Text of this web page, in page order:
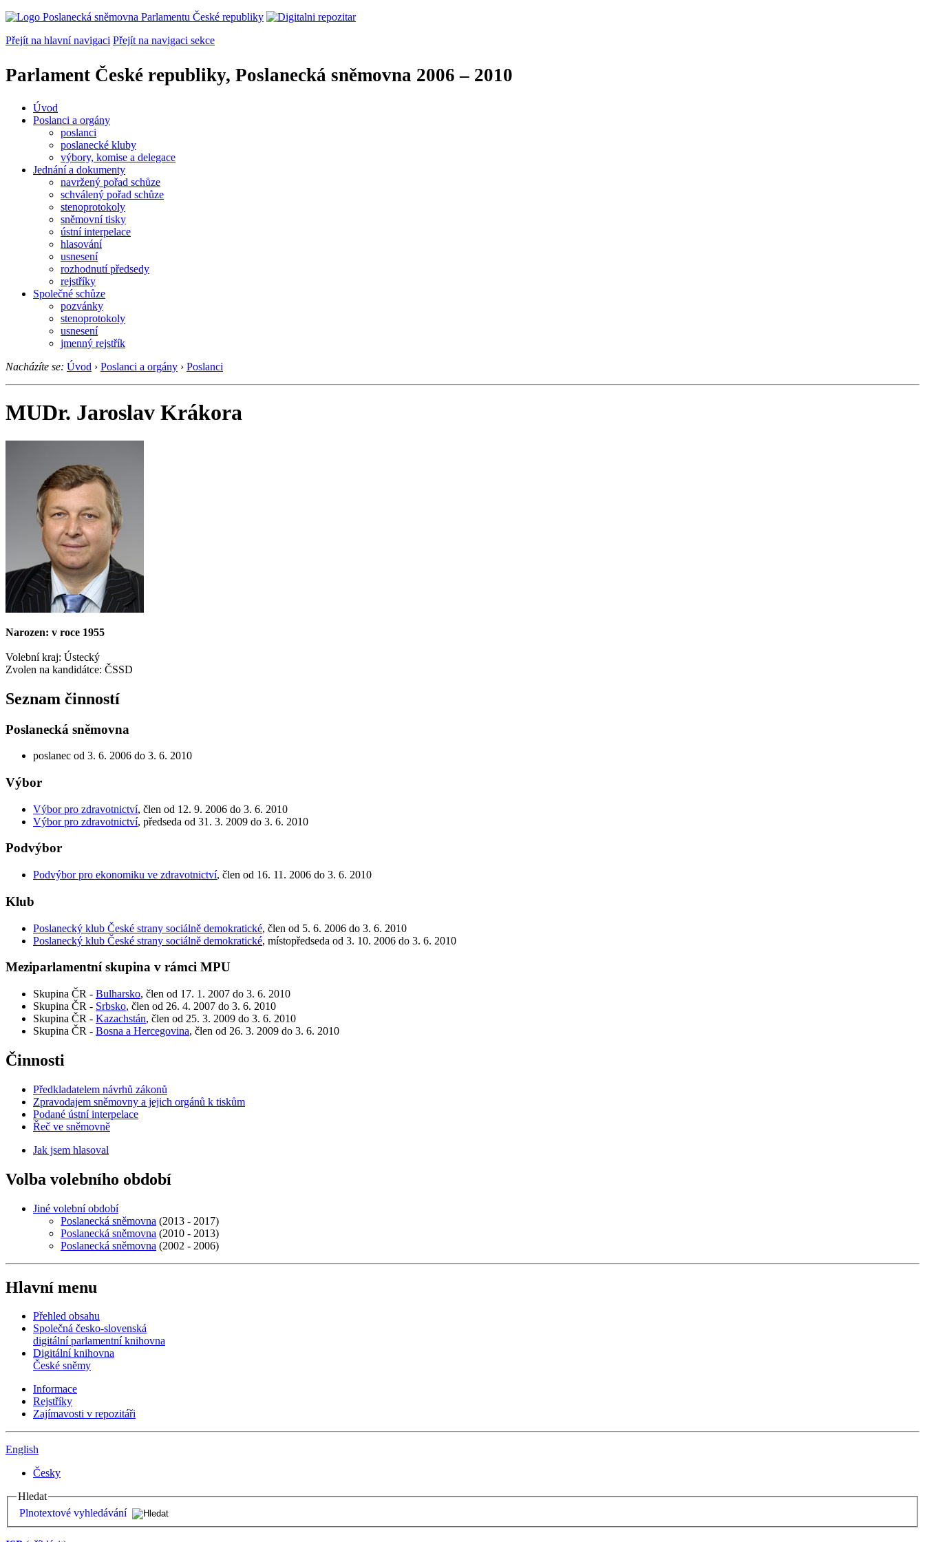
Přejít na hlavní navigaci Přejít na navigaci sekce
Parlament České republiky, Poslanecká sněmovna 2006 – 2010
Úvod
Poslanci a orgány
poslanci
poslanecké kluby
výbory, komise a delegace
Jednání a dokumenty
navržený pořad schůze
schválený pořad schůze
stenoprotokoly
sněmovní tisky
ústní interpelace
hlasování
usnesení
rozhodnutí předsedy
rejstříky
Společné schůze
pozvánky
stenoprotokoly
usnesení
jmenný rejstřík
Nacházíte se: Úvod › Poslanci a orgány › Poslanci
MUDr. Jaroslav Krákora
Narozen: v roce 1955
Volební kraj: Ústecký
Zvolen na kandidátce: ČSSD
Seznam činností
Poslanecká sněmovna
poslanec od 3. 6. 2006 do 3. 6. 2010
Výbor
Výbor pro zdravotnictví, člen od 12. 9. 2006 do 3. 6. 2010
Výbor pro zdravotnictví, předseda od 31. 3. 2009 do 3. 6. 2010
Podvýbor
Podvýbor pro ekonomiku ve zdravotnictví, člen od 16. 11. 2006 do 3. 6. 2010
Klub
Poslanecký klub České strany sociálně demokratické, člen od 5. 6. 2006 do 3. 6. 2010
Poslanecký klub České strany sociálně demokratické, místopředseda od 3. 10. 2006 do 3. 6. 2010
Meziparlamentní skupina v rámci MPU
Skupina ČR - Bulharsko, člen od 17. 1. 2007 do 3. 6. 2010
Skupina ČR - Srbsko, člen od 26. 4. 2007 do 3. 6. 2010
Skupina ČR - Kazachstán, člen od 25. 3. 2009 do 3. 6. 2010
Skupina ČR - Bosna a Hercegovina, člen od 26. 3. 2009 do 3. 6. 2010
Činnosti
Předkladatelem návrhů zákonů
Zpravodajem sněmovny a jejich orgánů k tiskům
Podané ústní interpelace
Řeč ve sněmovně
Jak jsem hlasoval
Volba volebního období
Jiné volební období
Poslanecká sněmovna (2013 - 2017)
Poslanecká sněmovna (2010 - 2013)
Poslanecká sněmovna (2002 - 2006)
Hlavní menu
Přehled obsahu
Společná česko-slovenská
digitální parlamentní knihovna
Digitální knihovna
České sněmy
Informace
Rejstříky
Zajímavosti v repozitáři
English
Česky
Hledat
Plnotextové vyhledávání